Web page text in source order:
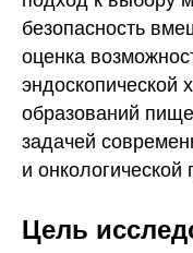
безопасность
оценка
эндоскопической
образований
задачей
и онкологической
Цель